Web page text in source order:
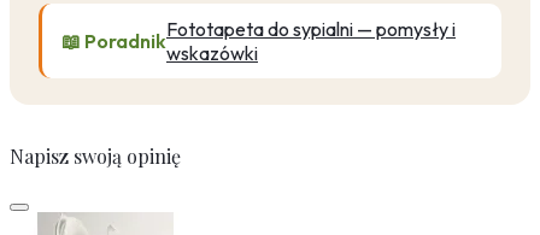
📖 PoradnikFototapeta do sypialni — pomysły i
wskazówki
Napisz swoją opinię